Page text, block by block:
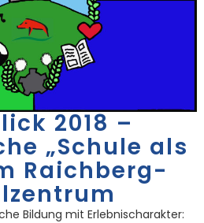
2018 –
„Schule als
Raichberg-
Bildung mit Erlebnischarakter: